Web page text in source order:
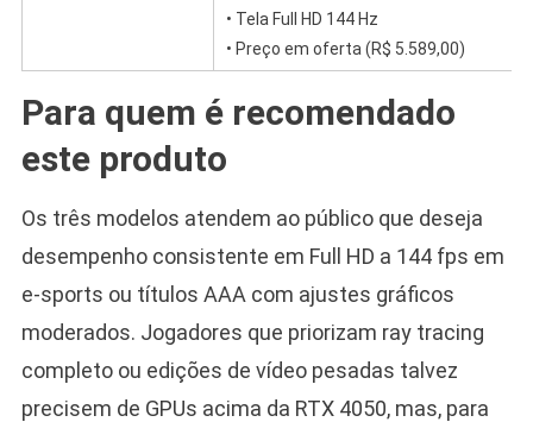
• Tela Full HD 144 Hz
• Preço em oferta (R$ 5.589,00)
Para quem é recomendado
este produto
Os três modelos atendem ao público que deseja
desempenho consistente em Full HD a 144 fps em
e-sports ou títulos AAA com ajustes gráficos
moderados. Jogadores que priorizam ray tracing
completo ou edições de vídeo pesadas talvez
precisem de GPUs acima da RTX 4050, mas, para